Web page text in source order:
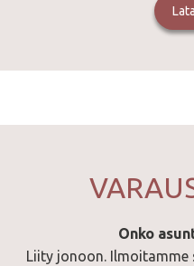
Onko
Liity jonoon. Ilmoitamme